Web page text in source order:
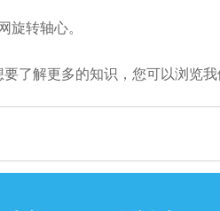
转轴心。
解更多的知识，您可以浏览我